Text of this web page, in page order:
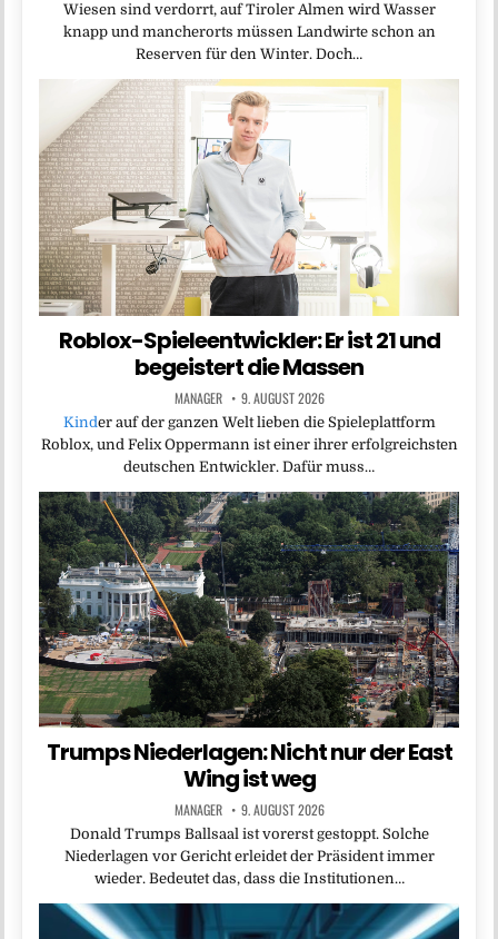
Wiesen sind verdorrt, auf Tiroler Almen wird Wasser
knapp und mancherorts müssen Landwirte schon an
Reserven für den Winter. Doch…
Roblox-Spieleentwickler: Er ist 21 und
begeistert die Massen
MANAGER 9. AUGUST 2026
Kinder auf der ganzen Welt lieben die Spieleplattform
Roblox, und Felix Oppermann ist einer ihrer erfolgreichsten
deutschen Entwickler. Dafür muss…
Trumps Niederlagen: Nicht nur der East
Wing ist weg
MANAGER 9. AUGUST 2026
Donald Trumps Ballsaal ist vorerst gestoppt. Solche
Niederlagen vor Gericht erleidet der Präsident immer
wieder. Bedeutet das, dass die Institutionen…